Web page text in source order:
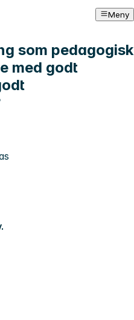
Meny
som pedagogisk
med godt